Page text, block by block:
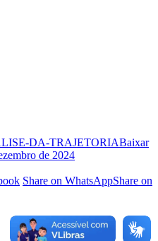
DA-TRAJETORIABaixar
de 2024
Share on WhatsAppShare on